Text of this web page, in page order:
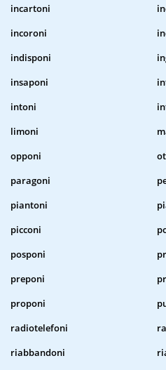
incartoni
incoroni
indisponi
insaponi
intoni
limoni
opponi
paragoni
piantoni
picconi
posponi
preponi
proponi
radiotelefoni
riabbandoni